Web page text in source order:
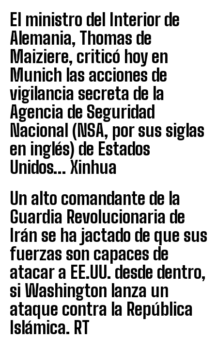
El ministro del Interior de
Alemania, Thomas de
Maiziere, criticó hoy en
Munich las acciones de
vigilancia secreta de la
Agencia de Seguridad
Nacional (NSA, por sus siglas
en inglés) de Estados
Unidos… Xinhua
Un alto comandante de la
Guardia Revolucionaria de
Irán se ha jactado de que sus
fuerzas son capaces de
atacar a EE.UU. desde dentro,
si Washington lanza un
ataque contra la República
Islámica. RT